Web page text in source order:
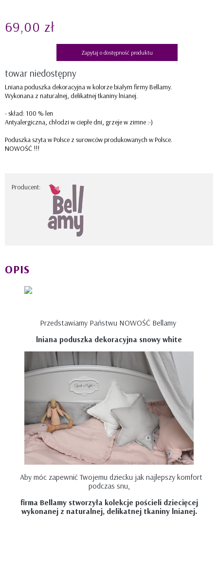
69,00 zł
Zapytaj o dostępność produktu
towar niedostępny
Lniana poduszka dekoracyjna w kolorze białym firmy Bellamy.
Wykonana z naturalnej, delikatnej tkaniny lnianej.
- skład: 100 % len
Antyalergiczna, chłodzi w ciepłe dni, grzeje w zimne :-)
Poduszka szyta w Polsce z surowców produkowanych w Polsce.
NOWOŚĆ !!!
Producent:
OPIS
Przedstawiamy Państwu NOWOŚĆ Bellamy
lniana poduszka dekoracyjna snowy white
Aby móc zapewnić Twojemu dziecku jak najlepszy komfort
podczas snu,
firma Bellamy stworzyła kolekcje pościeli dziecięcej
wykonanej z naturalnej, delikatnej tkaniny lnianej.